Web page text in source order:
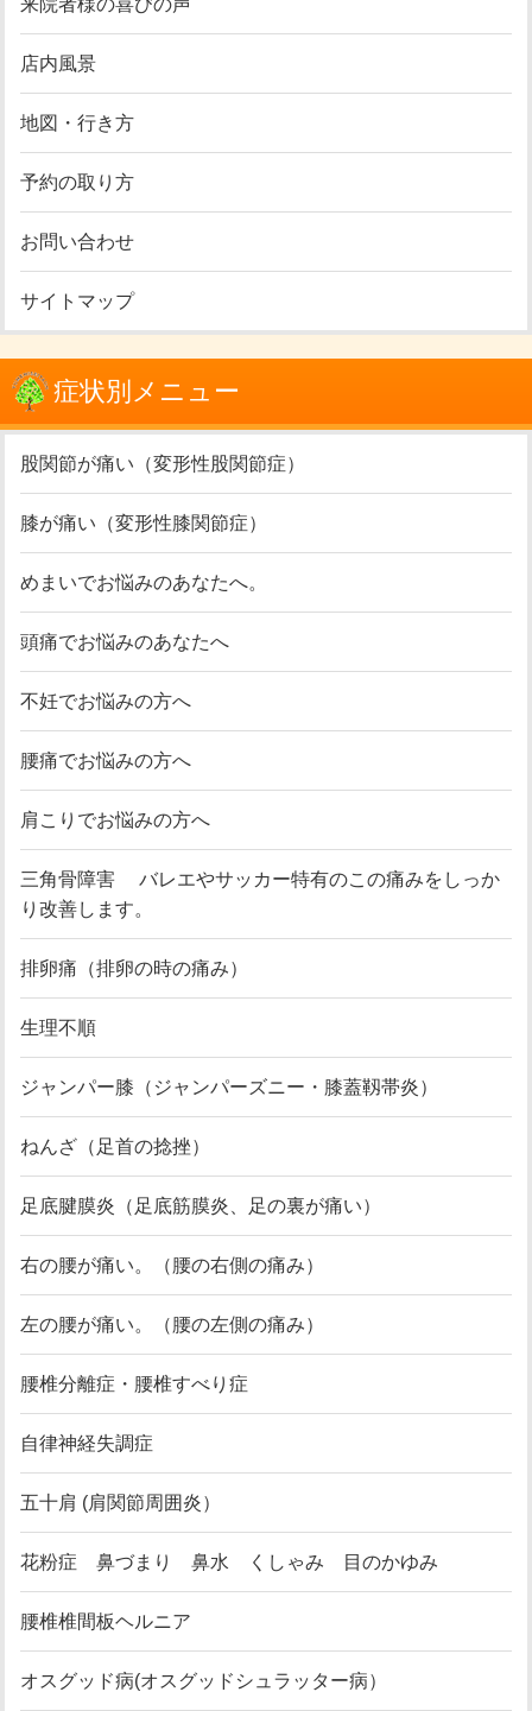
来院者様の喜びの声
店内風景
地図・行き方
予約の取り方
お問い合わせ
サイトマップ
症状別メニュー
股関節が痛い（変形性股関節症）
膝が痛い（変形性膝関節症）
めまいでお悩みのあなたへ。
頭痛でお悩みのあなたへ
不妊でお悩みの方へ
腰痛でお悩みの方へ
肩こりでお悩みの方へ
三角骨障害 バレエやサッカー特有のこの痛みをしっか
り改善します。
排卵痛（排卵の時の痛み）
生理不順
ジャンパー膝（ジャンパーズニー・膝蓋靱帯炎）
ねんざ（足首の捻挫）
足底腱膜炎（足底筋膜炎、足の裏が痛い）
右の腰が痛い。（腰の右側の痛み）
左の腰が痛い。（腰の左側の痛み）
腰椎分離症・腰椎すべり症
自律神経失調症
五十肩 (肩関節周囲炎）
花粉症 鼻づまり 鼻水 くしゃみ 目のかゆみ
腰椎椎間板ヘルニア
オスグッド病(オスグッドシュラッター病）